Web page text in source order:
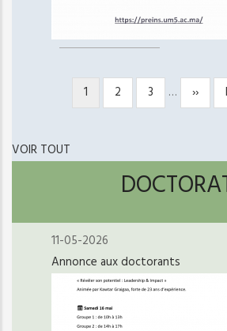
PAGINATIONPage
courante
1 Page
2 Page
3 …
Page
››
VOIR TOUT
11-05-2026
Annonce aux doctorants